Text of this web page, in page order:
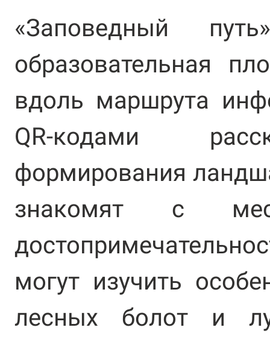
«Заповедный
образовательная
вдоль маршрута
QR-кодами
формирования
знакомят с
могут изучить
лесных болот и